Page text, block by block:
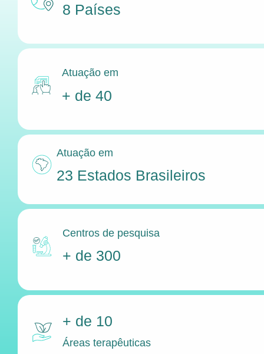
8 Países
Atuação em
+ de 40
Atuação em
23 Estados Brasileiros
Centros de pesquisa
+ de 300
+ de 10
Áreas terapêuticas